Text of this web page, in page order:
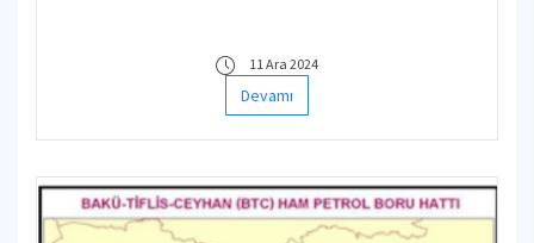
11 Ara 2024
Devamı